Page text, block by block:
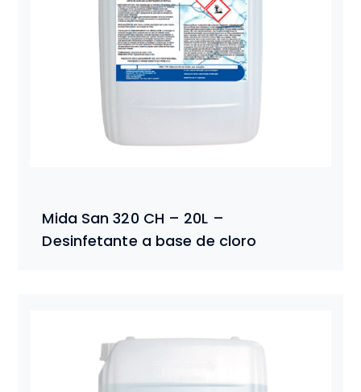
Mida San 320 CH – 20L –
Desinfetante a base de cloro